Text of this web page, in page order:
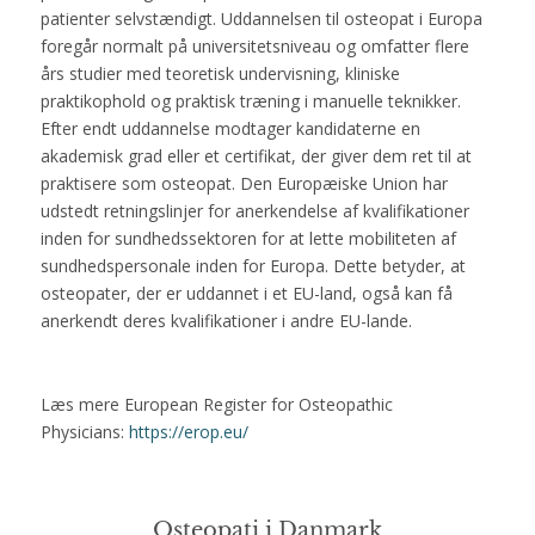
patienter selvstændigt. Uddannelsen til osteopat i Europa
foregår normalt på universitetsniveau og omfatter flere
års studier med teoretisk undervisning, kliniske
praktikophold og praktisk træning i manuelle teknikker.
Efter endt uddannelse modtager kandidaterne en
akademisk grad eller et certifikat, der giver dem ret til at
praktisere som osteopat. Den Europæiske Union har
udstedt retningslinjer for anerkendelse af kvalifikationer
inden for sundhedssektoren for at lette mobiliteten af
sundhedspersonale inden for Europa. Dette betyder, at
osteopater, der er uddannet i et EU-land, også kan få
anerkendt deres kvalifikationer i andre EU-lande.
Læs mere European Register for Osteopathic
Physicians: https://erop.eu/
Osteopati i Danmark